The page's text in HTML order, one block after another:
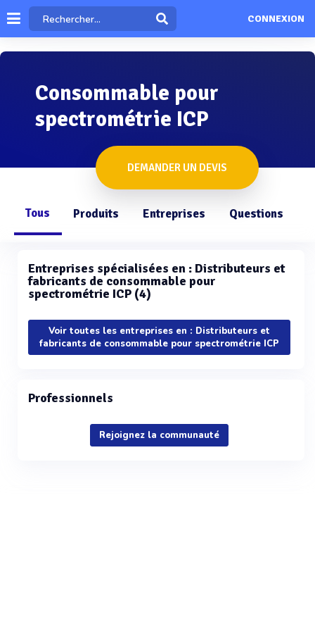
CONNEXION
Consommable pour
spectrométrie ICP
DEMANDER UN DEVIS
Tous Produits Entreprises Questions
Entreprises spécialisées en : Distributeurs et
fabricants de consommable pour
spectrométrie ICP (4)
Voir toutes les entreprises en : Distributeurs et
fabricants de consommable pour spectrométrie ICP
Professionnels
Rejoignez la communauté